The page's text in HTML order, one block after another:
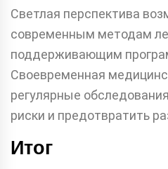
Светлая перспектива
современным методам
поддерживающим
Своевременная
регулярные
риски и предотвратить
Итог